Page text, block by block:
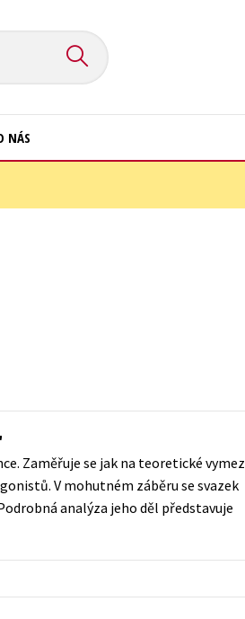
(SK)
literatura
životní styl
NÁS
Zaměřuje se jak na teoretické
V mohutném záběru se svazek
analýza jeho děl představuje